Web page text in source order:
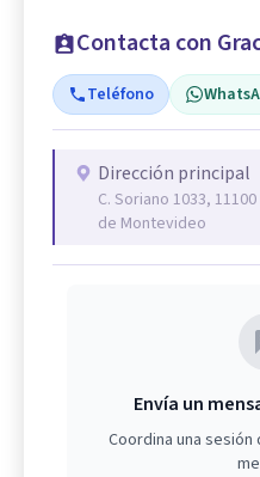
Contacta con
Teléfono
Dirección principal
C. Soriano 1033,
de Montevideo
Envía un
Coordina una